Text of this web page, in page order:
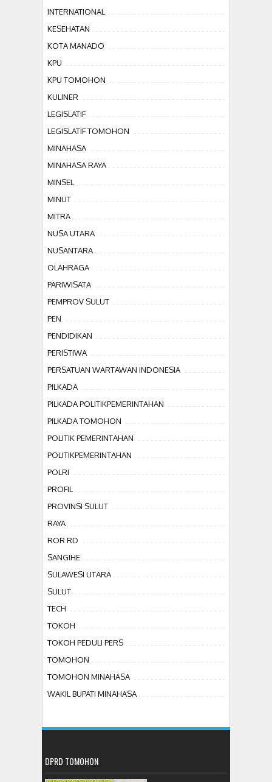
INTERNATIONAL
KESEHATAN
KOTA MANADO
KPU
KPU TOMOHON
KULINER
LEGISLATIF
LEGISLATIF TOMOHON
MINAHASA
MINAHASA RAYA
MINSEL
MINUT
MITRA
NUSA UTARA
NUSANTARA
OLAHRAGA
PARIWISATA
PEMPROV SULUT
PEN
PENDIDIKAN
PERISTIWA
PERSATUAN WARTAWAN INDONESIA
PILKADA
PILKADA POLITIKPEMERINTAHAN
PILKADA TOMOHON
POLITIK PEMERINTAHAN
POLITIKPEMERINTAHAN
POLRI
PROFIL
PROVINSI SULUT
RAYA
ROR RD
SANGIHE
SULAWESI UTARA
SULUT
TECH
TOKOH
TOKOH PEDULI PERS
TOMOHON
TOMOHON MINAHASA
WAKIL BUPATI MINAHASA
DPRD TOMOHON